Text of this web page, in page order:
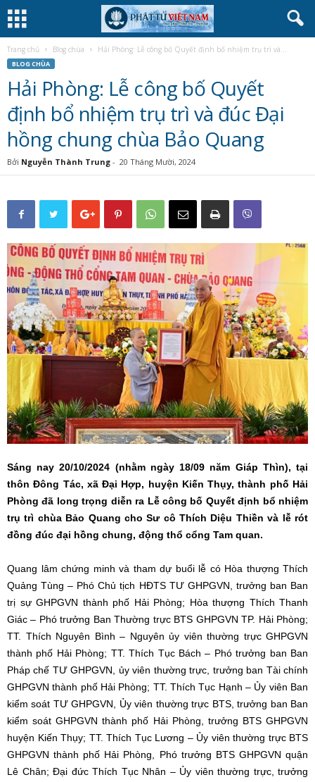
Trang chủ Blog chùa Hải Phòng: Lễ công bố Quyết định bổ nhiệm trụ trì và...
BLOG CHÙA
Hải Phòng: Lễ công bố Quyết
định bổ nhiệm trụ trì và đúc Đại
hồng chung chùa Bảo Quang
Bởi Nguyễn Thành Trung - 20 Tháng Mười, 2024
Sáng nay 20/10/2024 (nhằm ngày 18/09 năm Giáp Thìn), tại
thôn Đông Tác, xã Đại Hợp, huyện Kiến Thụy, thành phố Hải
Phòng đã long trọng diễn ra Lễ công bố Quyết định bổ nhiệm
trụ trì chùa Bảo Quang cho Sư cô Thích Diệu Thiền và lễ rót
đồng đúc đại hồng chung, động thổ cổng Tam quan.
Quang lâm chứng minh và tham dự buổi lễ có Hòa thượng Thích
Quảng Tùng – Phó Chủ tịch HĐTS TƯ GHPGVN, trưởng ban Ban
trị sự GHPGVN thành phố Hải Phòng; Hòa thượng Thích Thanh
Giác – Phó trưởng Ban Thường trực BTS GHPGVN TP. Hải Phòng;
TT. Thích Nguyên Bình – Nguyên ủy viên thường trực GHPGVN
thành phố Hải Phòng; TT. Thích Tục Bách – Phó trưởng ban Ban
Pháp chế TƯ GHPGVN, ủy viên thường trực, trưởng ban Tài chính
GHPGVN thành phố Hải Phòng; TT. Thích Tục Hạnh – Ủy viên Ban
kiểm soát TƯ GHPGVN, Ủy viên thường trực BTS, trưởng ban Ban
kiểm soát GHPGVN thành phố Hải Phòng, trưởng BTS GHPGVN
huyện Kiến Thụy; TT. Thích Tục Lương – Ủy viên thường trực BTS
GHPGVN thành phố Hải Phòng, Phó trưởng BTS GHPGVN quận
Lê Chân; Đại đức Thích Tục Nhân – Ủy viên thường trực, trưởng